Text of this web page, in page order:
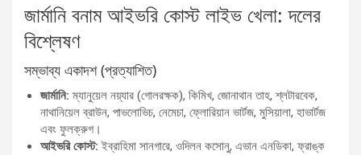
জার্মানি বনাম আইভরি কোস্ট লাইভ খেলা: দলের
বিশ্লেষণ
সম্ভাব্য একাদশ (প্রত্যাশিত)
জার্মানি: ম্যানুয়েল নয়্যার (গোলরক্ষক), কিমিখ, জোনাথান তাহ, শ্লটারবেক,
নাথানিয়েল ব্রাউন, পাভলোভিচ, নেমেচা, ফ্লোরিয়ান ভার্টজ, মুসিয়ালা, হাভার্টজ
এবং ফুলক্রুগ।
আইভরি কোস্ট: ইব্রাহিমা সানগারে, ওদিলন কসোনু, এভান এনডিকা, ফ্রাঙ্ক